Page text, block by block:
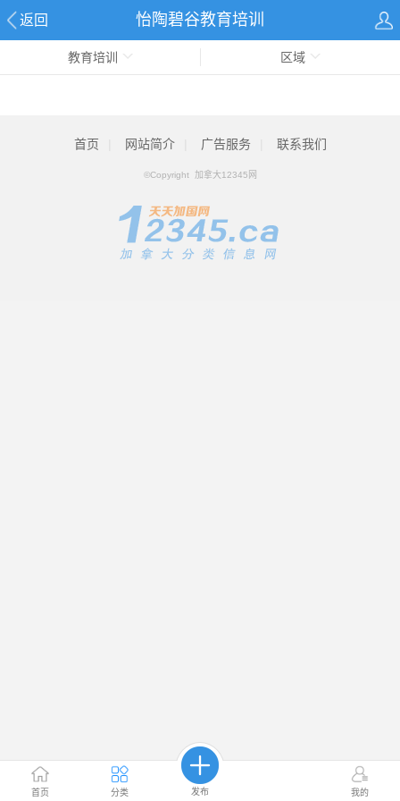
返回 怡陶碧谷教育培训
首页 分类 发布 我的
教育培训 区域
首页 网站简介 广告服务 联系我们
©Copyright 加拿大12345网